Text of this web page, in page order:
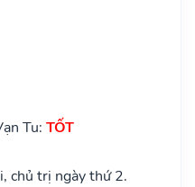
Tu: TỐT
chủ trị ngày thứ 2.